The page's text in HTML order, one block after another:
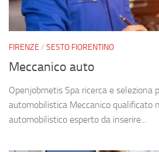
FIRENZE / SESTO FIORENTINO
Meccanico auto
Openjobmetis Spa ricerca e seleziona
automobilistica Meccanico qualificato
automobilistico esperto da inserire...